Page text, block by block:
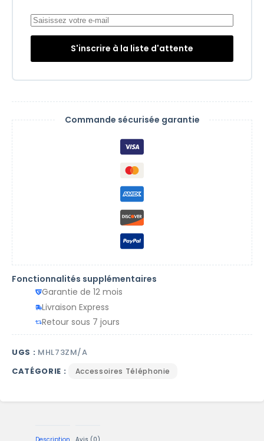
S'inscrire à la liste d'attente
Commande sécurisée garantie
Fonctionnalités supplémentaires
Garantie de 12 mois
Livraison Express
Retour sous 7 jours
UGS : MHL73ZM/A
CATÉGORIE :
Accessoires Téléphonie